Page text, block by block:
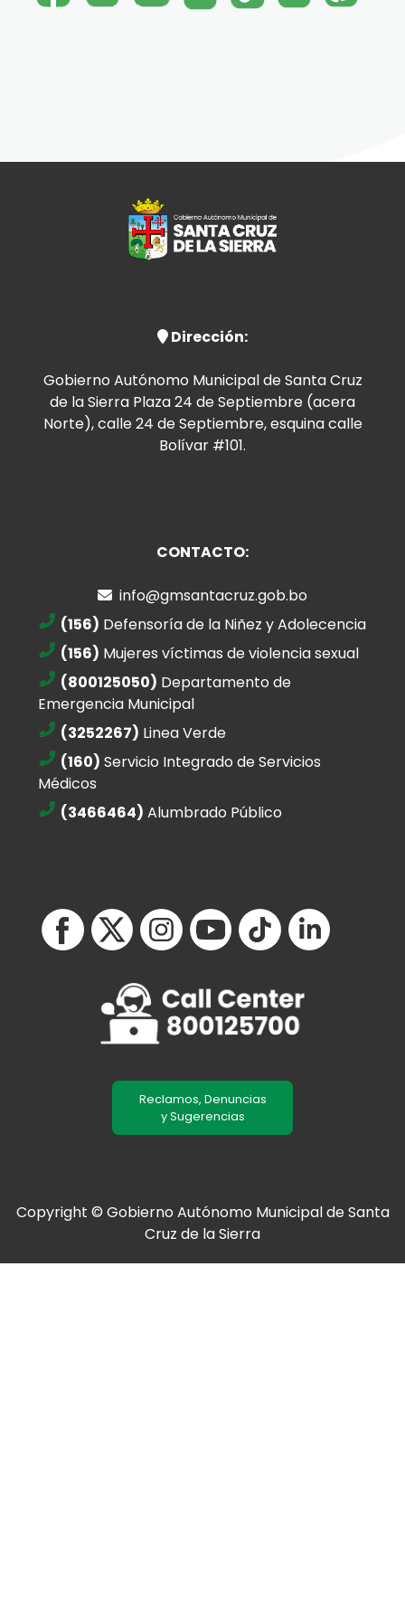
Dirección:
Gobierno Autónomo Municipal de Santa Cruz
de la Sierra Plaza 24 de Septiembre (acera
Norte), calle 24 de Septiembre, esquina calle
Bolívar #101.
CONTACTO:
info@gmsantacruz.gob.bo
(156) Defensoría de la Niñez y Adolecencia
(156) Mujeres víctimas de violencia sexual
(800125050) Departamento de
Emergencia Municipal
(3252267) Linea Verde
(160) Servicio Integrado de Servicios
Médicos
(3466464) Alumbrado Público
Reclamos, Denuncias
y Sugerencias
Copyright © Gobierno Autónomo Municipal de Santa
Cruz de la Sierra